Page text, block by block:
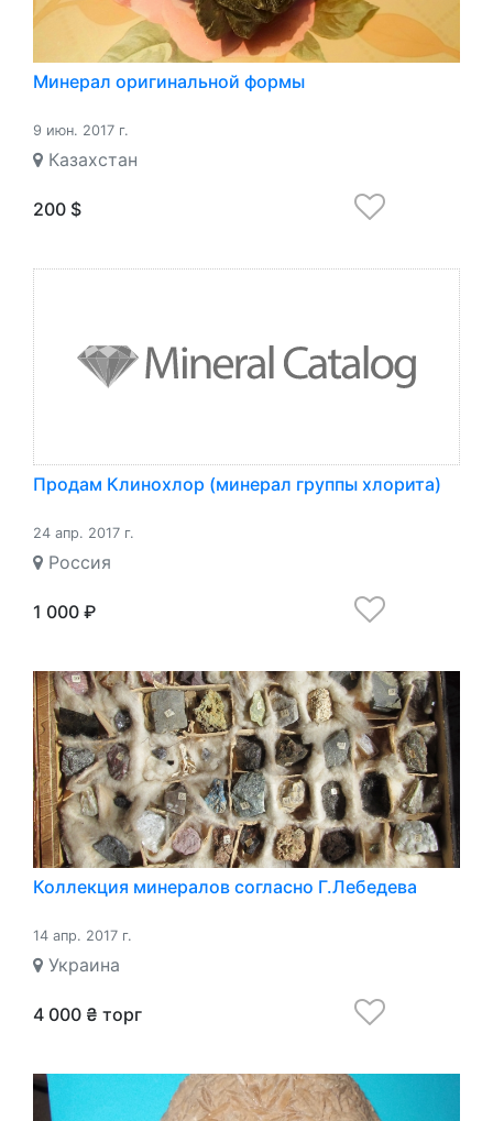
Минерал оригинальной формы
9 июн. 2017 г.
Казахстан
200 $
Продам Клинохлор (минерал группы хлорита)
24 апр. 2017 г.
Россия
1 000 ₽
Коллекция минералов согласно Г.Лебедева
14 апр. 2017 г.
Украина
4 000 ₴ торг